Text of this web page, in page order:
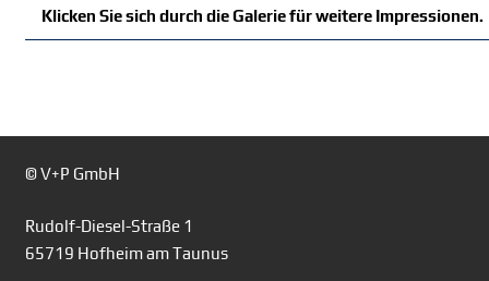
Klicken Sie sich durch die Galerie für weitere Impressionen.
© V+P GmbH
Rudolf-Diesel-Straße 1
65719 Hofheim am Taunus